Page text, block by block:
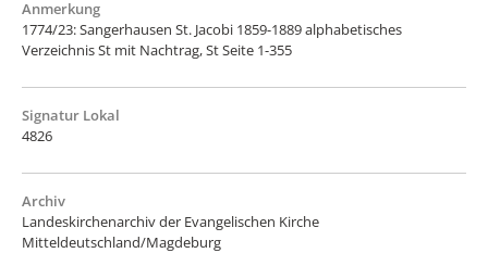
Anmerkung
1774/23: Sangerhausen St. Jacobi 1859-1889 alphabetisches
Verzeichnis St mit Nachtrag, St Seite 1-355
Signatur Lokal
4826
Archiv
Landeskirchenarchiv der Evangelischen Kirche
Mitteldeutschland/Magdeburg